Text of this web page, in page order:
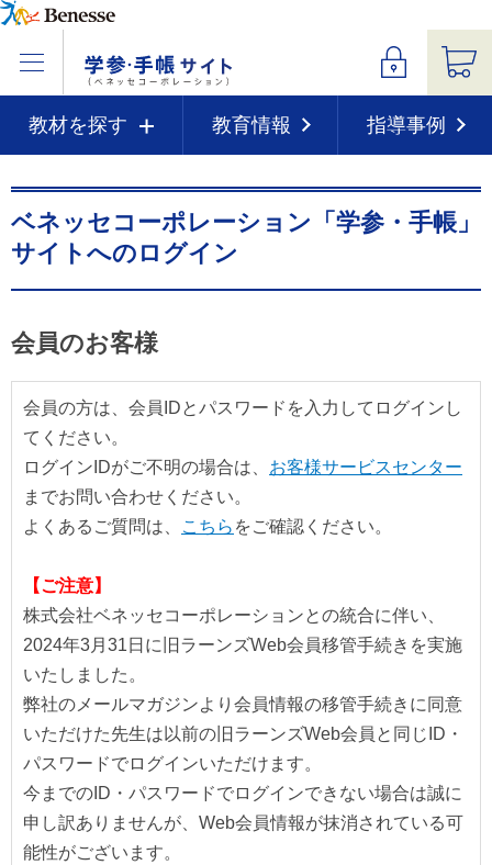
教材を探す 教育情報 指導事例
ベネッセコーポレーション「学参・手帳」
サイトへのログイン
会員のお客様
会員の方は、会員IDとパスワードを入力してログインし
てください。
ログインIDがご不明の場合は、 お客様サービスセンター
までお問い合わせください。
よくあるご質問は、
こちら をご確認ください。
【ご注意】
株式会社ベネッセコーポレーションとの統合に伴い、
2024年3月31日に旧ラーンズWeb会員移管手続きを実施
いたしました。
弊社のメールマガジンより会員情報の移管手続きに同意
いただけた先生は以前の旧ラーンズWeb会員と同じID・
パスワードでログインいただけます。
今までのID・パスワードでログインできない場合は誠に
申し訳ありませんが、Web会員情報が抹消されている可
能性がございます。